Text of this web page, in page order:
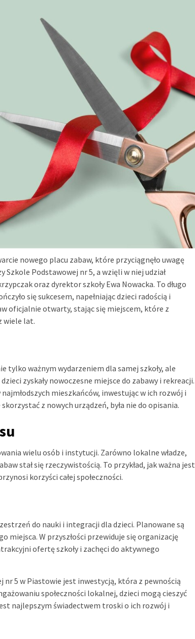
nowego placu zabaw, które przyciągnęło uwagę
Szkole Podstawowej nr 5, a wzięli w niej udział
oraz dyrektor szkoły Ewa Nowacka. To długo
się sukcesem, napełniając dzieci radością i
oficjalnie otwarty, stając się miejscem, które z
wiele lat.
tylko ważnym wydarzeniem dla samej szkoły, ale
zyskały nowoczesne miejsce do zabawy i rekreacji.
mieszkańców, inwestując w ich rozwój i
z nowych urządzeń, była nie do opisania.
wielu osób i instytucji. Zarówno lokalne władze,
stał się rzeczywistością. To przykład, jak ważna jest
korzyści całej społeczności.
do nauki i integracji dla dzieci. Planowane są
miejsca. W przyszłości przewiduje się organizację
ofertę szkoły i zachęci do aktywnego
nr 5 w Piastowie jest inwestycją, która z pewnością
społeczności lokalnej, dzieci mogą cieszyć
najlepszym świadectwem troski o ich rozwój i